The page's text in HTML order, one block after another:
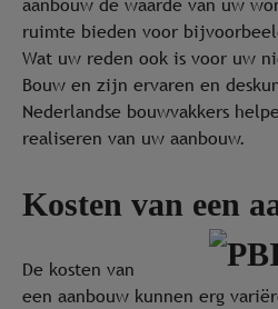
aanbouw de waarde van uw
ruimte bieden voor
Wat uw reden ook is voor uw
Bouw en zijn ervaren en
Nederlandse bouwvakkers
realiseren van uw aanbouw.
Kosten van een
De kosten van
een aanbouw kunnen erg